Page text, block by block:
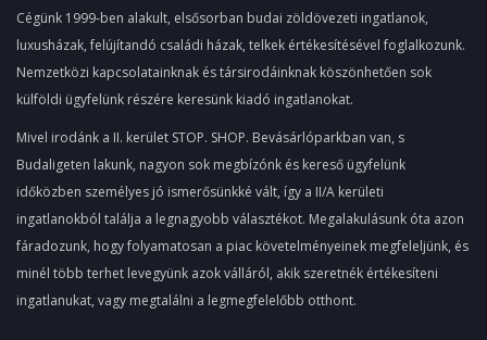
Cégünk 1999-ben alakult, elsősorban budai zöldövezeti ingatlanok,
luxusházak, felújítandó családi házak, telkek értékesítésével foglalkozunk.
Nemzetközi kapcsolatainknak és társirodáinknak köszönhetően sok
külföldi ügyfelünk részére keresünk kiadó ingatlanokat.
Mivel irodánk a II. kerület STOP. SHOP. Bevásárlóparkban van, s
Budaligeten lakunk, nagyon sok megbízónk és kereső ügyfelünk
időközben személyes jó ismerősünkké vált, így a II/A kerületi
ingatlanokból találja a legnagyobb választékot. Megalakulásunk óta azon
fáradozunk, hogy folyamatosan a piac követelményeinek megfeleljünk, és
minél több terhet levegyünk azok válláról, akik szeretnék értékesíteni
ingatlanukat, vagy megtalálni a legmegfelelőbb otthont.